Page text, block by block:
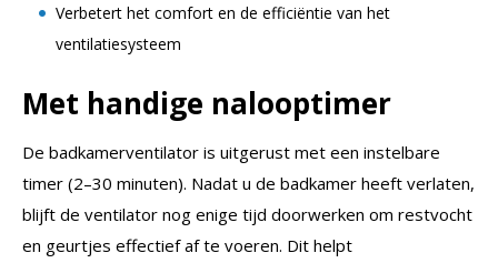
Verbetert het comfort en de efficiëntie van het
ventilatiesysteem
Met handige nalooptimer
De badkamerventilator is uitgerust met een instelbare
timer (2–30 minuten). Nadat u de badkamer heeft verlaten,
blijft de ventilator nog enige tijd doorwerken om restvocht
en geurtjes effectief af te voeren. Dit helpt